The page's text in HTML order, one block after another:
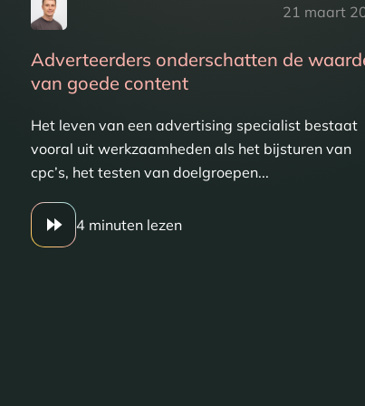
21 maart
Adverteerders onderschatten de
van goede content
Het leven van een advertising specialist bestaat
vooral uit werkzaamheden als het bijsturen van
cpc’s, het testen van doelgroepen...
4 minuten lezen